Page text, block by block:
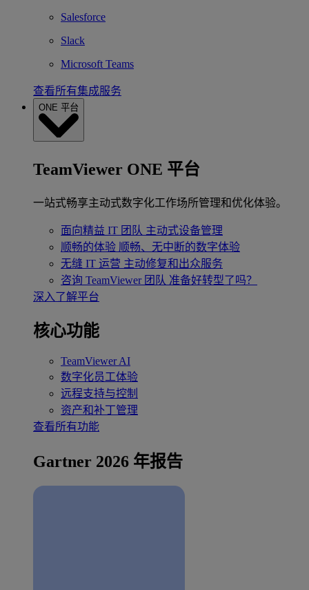
Salesforce
Slack
Microsoft Teams
查看所有集成服务
ONE 平台
TeamViewer ONE 平台
一站式畅享主动式数字化工作场所管理和优化体验。
面向精益 IT 团队 主动式设备管理
顺畅的体验 顺畅、无中断的数字体验
无缝 IT 运营 主动修复和出众服务
咨询 TeamViewer 团队 准备好转型了吗？
深入了解平台
核心功能
TeamViewer AI
数字化员工体验
远程支持与控制
资产和补丁管理
查看所有功能
Gartner 2026 年报告